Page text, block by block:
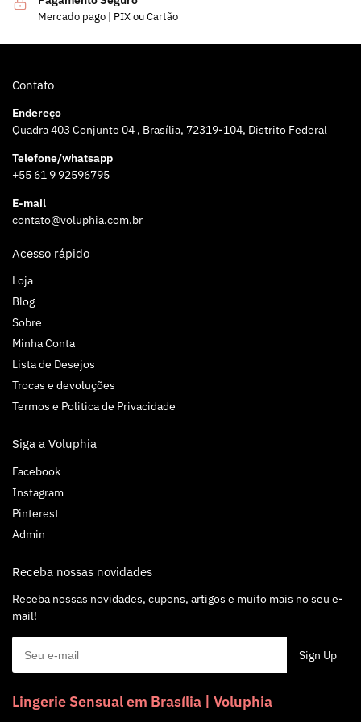
Mercado pago | PIX ou Cartão
Contato
Endereço
Quadra 403 Conjunto 04 , Brasília, 72319-104, Distrito Federal
Telefone/whatsapp
+55 61 9 92596795
E-mail
contato@voluphia.com.br
Acesso rápido
Loja
Blog
Sobre
Minha Conta
Lista de Desejos
Trocas e devoluções
Termos e Politica de Privacidade
Siga a Voluphia
Facebook
Instagram
Pinterest
Admin
Receba nossas novidades
Receba nossas novidades, cupons, artigos e muito mais no seu e-
mail!
Lingerie Sensual em Brasília | Voluphia